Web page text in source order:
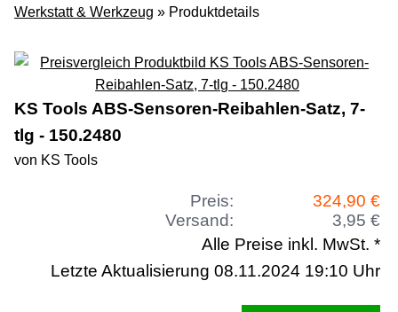
Werkstatt & Werkzeug » Produktdetails
KS Tools ABS-Sensoren-Reibahlen-Satz, 7-
tlg - 150.2480
von KS Tools
Preis:
324,90 €
Versand:
3,95 €
Alle Preise inkl. MwSt. *
Letzte Aktualisierung 08.11.2024 19:10 Uhr